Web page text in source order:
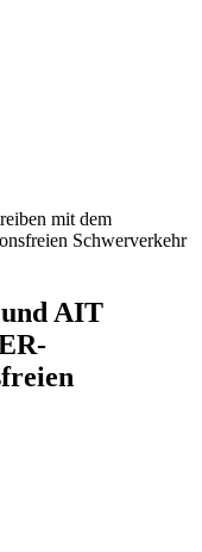
mit dem
Schwerverkehr
AIT